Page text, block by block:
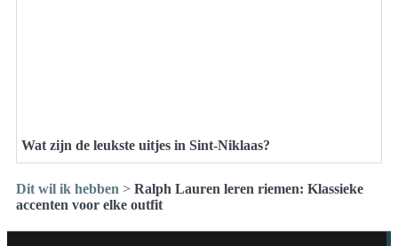
Wat zijn de leukste uitjes in Sint-Niklaas?
Dit wil ik hebben > Ralph Lauren leren riemen: Klassieke
accenten voor elke outfit